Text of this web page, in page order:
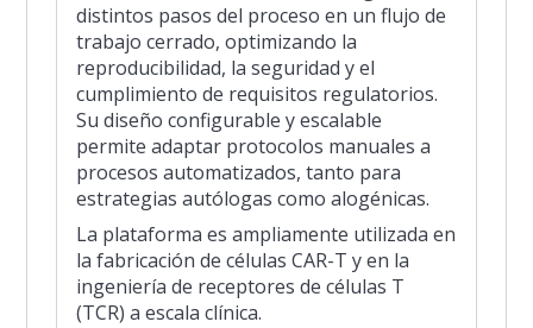
distintos pasos del proceso en un flujo de
trabajo cerrado, optimizando la
reproducibilidad, la seguridad y el
cumplimiento de requisitos regulatorios.
Su diseño configurable y escalable
permite adaptar protocolos manuales a
procesos automatizados, tanto para
estrategias autólogas como alogénicas.
La plataforma es ampliamente utilizada en
la fabricación de células CAR-T y en la
ingeniería de receptores de células T
(TCR) a escala clínica.